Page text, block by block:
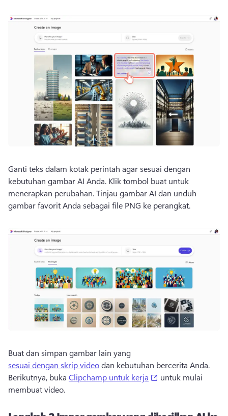
Ganti teks dalam kotak perintah agar sesuai dengan
kebutuhan gambar AI Anda. Klik tombol buat untuk
menerapkan perubahan. Tinjau gambar AI dan unduh
gambar favorit Anda sebagai file PNG ke perangkat.
Buat dan simpan gambar lain yang
sesuai dengan skrip video
Berikutnya, buka Clipchamp untuk kerja (opens in a new
untuk mulai
membuat video.